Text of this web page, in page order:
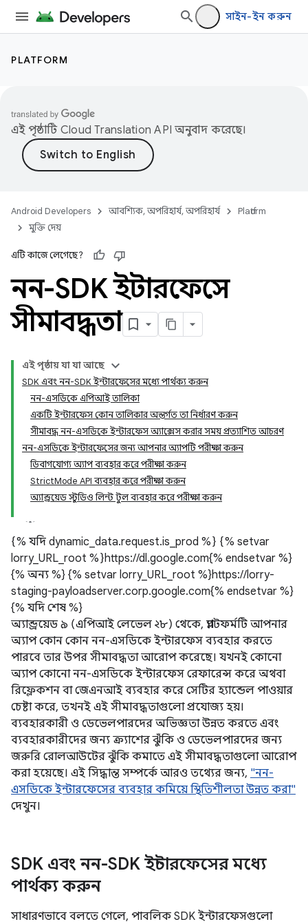
সাইন-ইন করুন
PLATFORM
এই পৃষ্ঠাটি Cloud Translation API অনুবাদ করেছে।
Android Developers আবশ্যিক, অপরিহার্য, অপরিহার্য
Platform
মুক্তি দেয়
এটি কাজে লেগেছে?
নন-SDK ইন্টারফেসে
সীমাবদ্ধতা
এই পৃষ্ঠায় যা যা আছে
SDK এবং নন-SDK ইন্টারফেসের মধ্যে পার্থক্য করুন
নন-এসডিকে এপিআই তালিকা
একটি ইন্টারফেস কোন তালিকার অন্তর্গত তা নির্ধারণ করুন
সীমাবদ্ধ নন-এসডিকে ইন্টারফেস অ্যাক্সেস করার সময় প্রত্যাশিত আচরণ
নন-এসডিকে ইন্টারফেসের জন্য আপনার অ্যাপটি পরীক্ষা করুন
ডিবাগযোগ্য অ্যাপ ব্যবহার করে পরীক্ষা করুন
StrictMode API ব্যবহার করে পরীক্ষা করুন
অ্যান্ড্রয়েড স্টুডিও লিন্ট টুল ব্যবহার করে পরীক্ষা করুন
{% যদি dynamic_data.request.is_prod %} {% setvar
lorry_URL_root %}https://dl.google.com{% endsetvar %}
{% অন্য %} {% setvar lorry_URL_root %}https://lorry-
staging-payloadserver.corp.google.com{% endsetvar %}
{% যদি শেষ %}
অ্যান্ড্রয়েড ৯ (এপিআই লেভেল ২৮) থেকে, প্ল্যাটফর্মটি আপনার
অ্যাপ কোন কোন নন-এসডিকে ইন্টারফেস ব্যবহার করতে
পারবে তার উপর সীমাবদ্ধতা আরোপ করেছে। যখনই কোনো
অ্যাপ কোনো নন-এসডিকে ইন্টারফেস রেফারেন্স করে অথবা
রিফ্লেকশন বা জেএনআই ব্যবহার করে সেটির হ্যান্ডেল পাওয়ার
চেষ্টা করে, তখনই এই সীমাবদ্ধতাগুলো প্রযোজ্য হয়।
ব্যবহারকারী ও ডেভেলপারদের অভিজ্ঞতা উন্নত করতে এবং
ব্যবহারকারীদের জন্য ক্র্যাশের ঝুঁকি ও ডেভেলপারদের জন্য
জরুরি রোলআউটের ঝুঁকি কমাতে এই সীমাবদ্ধতাগুলো আরোপ
করা হয়েছে। এই সিদ্ধান্ত সম্পর্কে আরও তথ্যের জন্য, "নন-
এসডিকে ইন্টারফেসের ব্যবহার কমিয়ে স্থিতিশীলতা উন্নত করা"
দেখুন।
SDK এবং নন-SDK ইন্টারফেসের মধ্যে
পার্থক্য করুন
সাধারণভাবে বলতে গেলে, পাবলিক SDK ইন্টারফেসগুলো